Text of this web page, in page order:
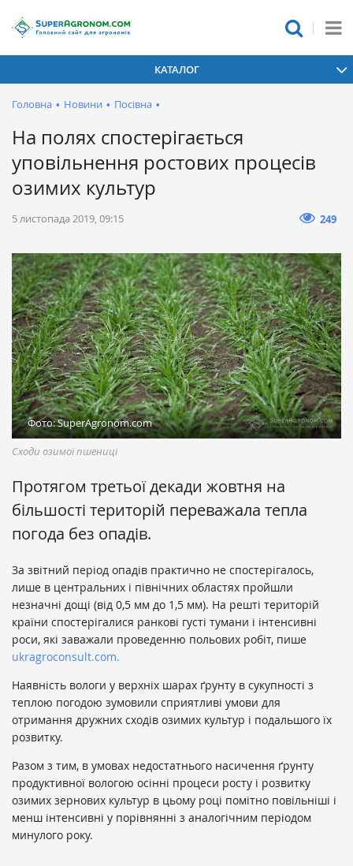
КАТАЛОГ
Головна • Новини • Посівна •
На полях спостерігається
уповільнення ростових процесів
озимих культур
5 листопада 2019, 09:15 249
Фото: SuperAgronom.com
Сходи озимої пшениці
Протягом третьої декади жовтня на
більшості територій переважала тепла
погода без опадів.
За звітний період опадів практично не спостерігалось,
лише в центральних і північних областях пройшли
незначні дощі (від 0,5 мм до 1,5 мм). На решті територій
країни спостерігалися ранкові густі тумани і інтенсивні
роси, які заважали проведенню польових робіт, пише
ukragroconsult.com.
Наявність вологи у верхніх шарах ґрунту в сукупності з
теплою погодою зумовили сприятливі умови для
отримання дружних сходів озимих культур і подальшого їх
розвитку.
Разом з тим, в умовах недостатнього насичення ґрунту
продуктивної вологою осінні процеси росту і розвитку
озимих зернових культур в цьому році помітно повільніші і
менш інтенсивні у порівнянні з аналогічним періодом
минулого року.